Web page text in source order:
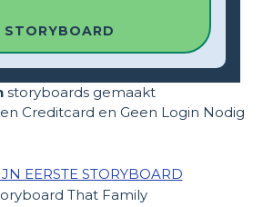
STORYBOARD
storyboards gemaakt
Creditcard en Geen Login Nodig
EERSTE STORYBOARD